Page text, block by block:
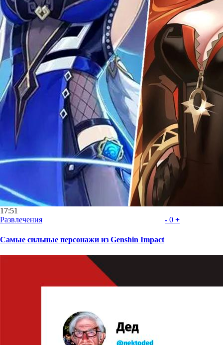
17:51
Развлечения
- 0 +
Самые сильные персонажи из Genshin Impact